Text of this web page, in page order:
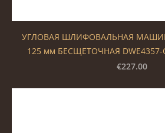
УГЛОВАЯ ШЛИФОВАЛЬНАЯ
125 мм БЕСЩЕТОЧНАЯ DWE4357-
€227.00